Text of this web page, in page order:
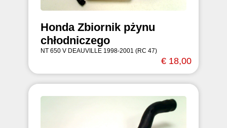
Honda Zbiornik pżynu
chłodniczego
NT 650 V DEAUVILLE 1998-2001 (RC 47)
€ 18,00